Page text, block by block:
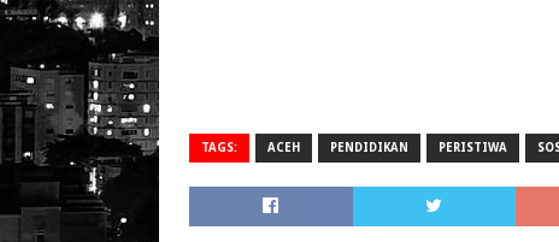
TAGS: ACEH PENDIDIKAN PERISTIWA